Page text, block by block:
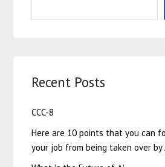
Recent Posts
CCC-8
Here are 10 points that you can
your job from being taken over by